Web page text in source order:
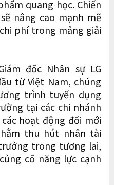
quang học. Chiến
nâng cao mạnh mẽ
phí trong mảng giải
đốc Nhân sự LG
từ Việt Nam, chúng
trình tuyển dụng
tại các chi nhánh
hoạt động đổi mới
thu hút nhân tài
trong tương lai,
cố năng lực cạnh